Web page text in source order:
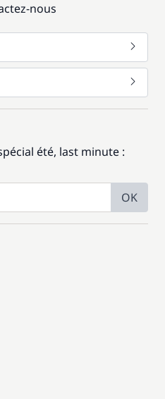
nous
été, last minute :
OK